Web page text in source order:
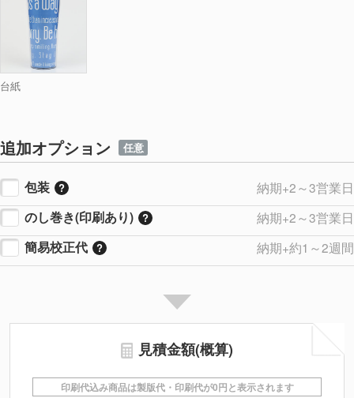
台紙
追加オプション 任意
包装
納期+2～3営業日
のし巻き(印刷あり)
納期+2～3営業日
簡易校正代
納期+約1～2週間
見積金額(概算)
印刷代込み商品は製版代・印刷代が0円と表示されます